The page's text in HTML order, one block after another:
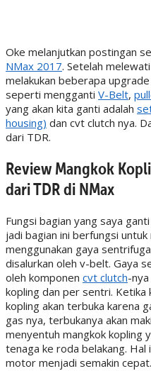
Oke melanjutkan postingan
NMax 2017. Setelah
melakukan beberapa
seperti mengganti V-Belt,
yang akan kita ganti adalah
housing) dan cvt clutch nya.
dari TDR.
Review Mangkok
dari TDR di NMax
Fungsi bagian yang saya
jadi bagian ini berfungsi
menggunakan gaya
disalurkan oleh v-belt. Gaya
oleh komponen cvt clutch-
kopling dan per sentri. Ketika
kopling akan terbuka karena
gas nya, terbukanya akan
menyentuh mangkok kopling
tenaga ke roda belakang. Hal
motor menjadi semakin cepat.